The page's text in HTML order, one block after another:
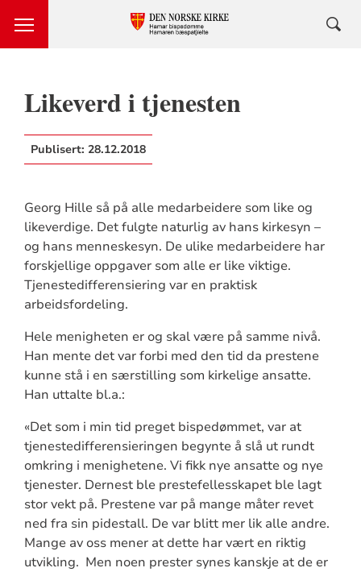
Likeverd i tjenesten
Publisert: 28.12.2018
Georg Hille så på alle medarbeidere som like og
likeverdige. Det fulgte naturlig av hans kirkesyn –
og hans menneskesyn. De ulike medarbeidere har
forskjellige oppgaver som alle er like viktige.
Tjenestedifferensiering var en praktisk
arbeidsfordeling.
Hele menigheten er og skal være på samme nivå.
Han mente det var forbi med den tid da prestene
kunne stå i en særstilling som kirkelige ansatte.
Han uttalte bl.a.:
«Det som i min tid preget bispedømmet, var at
tjenestedifferensieringen begynte å slå ut rundt
omkring i menighetene. Vi fikk nye ansatte og nye
tjenester. Dernest ble prestefellesskapet ble lagt
stor vekt på. Prestene var på mange måter revet
ned fra sin pidestall. De var blitt mer lik alle andre.
Mange av oss mener at dette har vært en riktig
utvikling. Men noen prester synes kanskje at de er